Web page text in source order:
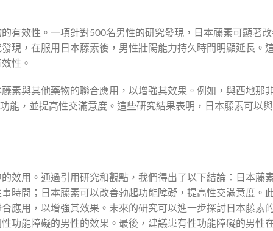
有效性。一項針對500名男性的研究發現，日本藤素可顯著
現，在服用日本藤素後，男性壯陽能力持久時間明顯延長。
性。
素與其他藥物的聯合應用，以增強其效果。例如，與西地那
能，並提高性交滿意度。這些研究結果表明，日本藤素可以
效用。通過引用研究和觀點，我們得出了以下結論：日本藤
時間；日本藤素可以改善勃起功能障礙，提高性交滿意度。
應用，以增強其效果。未來的研究可以進一步探討日本藤素
功能障礙的男性的效果。最後，建議患有性功能障礙的男性